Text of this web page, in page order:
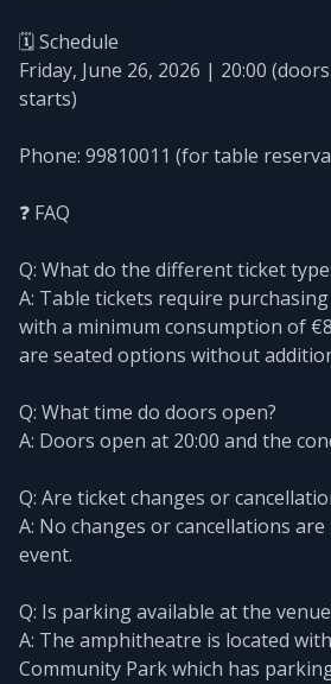
🗓️ Schedule
Friday, June 26, 2026 | 20:00
starts)
Phone: 99810011 (for table
❓ FAQ
Q: What do the different ticket
A: Table tickets require
with a minimum consumption of
are seated options without
Q: What time do doors open?
A: Doors open at 20:00 and the
Q: Are ticket changes or
A: No changes or cancellations
event.
Q: Is parking available at the
A: The amphitheatre is located
Community Park which has